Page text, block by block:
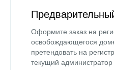
Оформите заказ на
освобождающегося
претендовать на
текущий администратор